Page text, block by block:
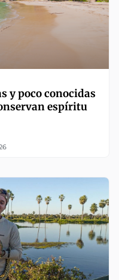
y poco conocidas
espíritu